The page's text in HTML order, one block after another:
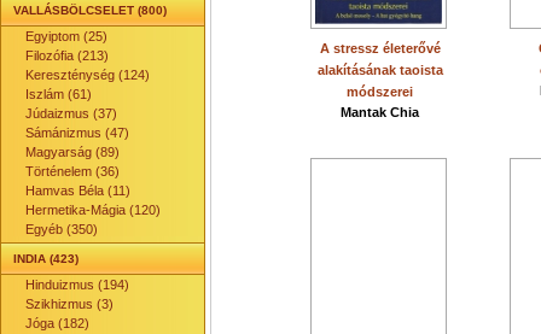
VALLÁSBÖLCSELET (800)
Egyiptom (25)
Filozófia (213)
Kereszténység (124)
Iszlám (61)
Júdaizmus (37)
Sámánizmus (47)
Magyarság (89)
Történelem (36)
Hamvas Béla (11)
Hermetika-Mágia (120)
Egyéb (350)
INDIA (423)
Hinduizmus (194)
Szikhizmus (3)
Jóga (182)
A stressz életerővé
alakításának taoista
módszerei
Mantak Chia